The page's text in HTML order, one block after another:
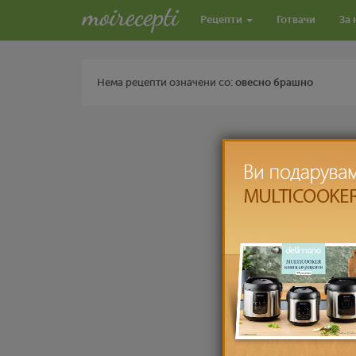
Рецепти Готвачи За
Нема рецепти означени со: овесно брашно